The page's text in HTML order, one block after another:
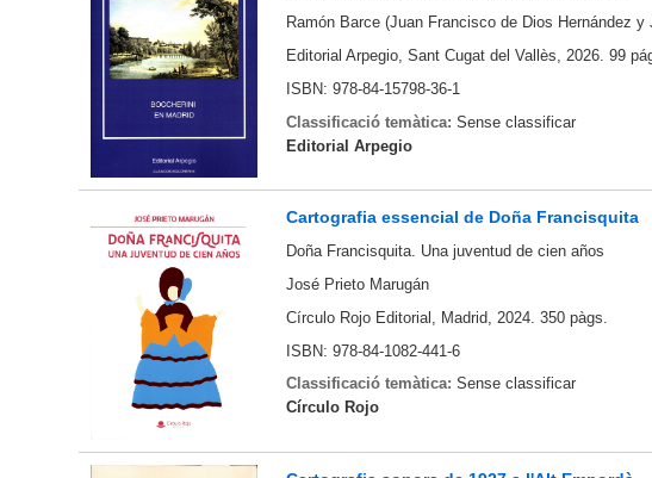
Ramón Barce (Juan Francisco de Dios Hernández y
Editorial Arpegio, Sant Cugat del Vallès, 2026. 99
ISBN: 978-84-15798-36-1
Classificació temàtica: Sense classificar
Editorial Arpegio
Cartografia essencial de Doña Francisquita
Doña Francisquita. Una juventud de cien años
José Prieto Marugán
Círculo Rojo Editorial, Madrid, 2024. 350 pàgs.
ISBN: 978-84-1082-441-6
Classificació temàtica: Sense classificar
Círculo Rojo